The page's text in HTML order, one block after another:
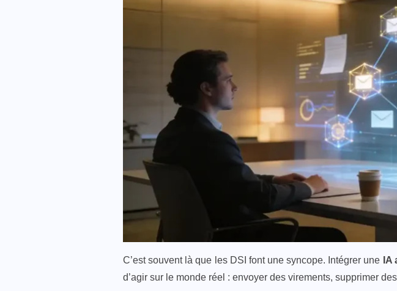
C’est souvent là que les DSI font une syncope. Intégrer une
d’agir sur le monde réel : envoyer des virements, supprimer